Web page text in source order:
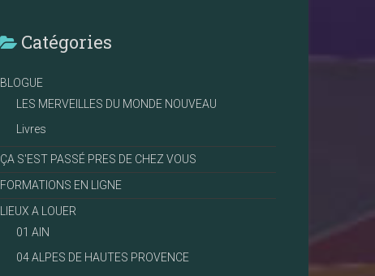
Catégories
BLOGUE
LES MERVEILLES DU MONDE NOUVEAU
Livres
ÇA S'EST PASSÉ PRES DE CHEZ VOUS
FORMATIONS EN LIGNE
LIEUX A LOUER
01 AIN
04 ALPES DE HAUTES PROVENCE